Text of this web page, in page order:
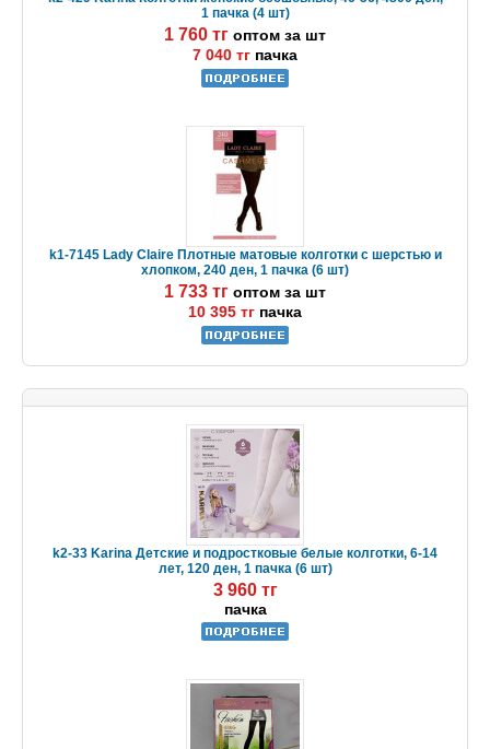
1 пачка (4 шт)
1 760 тг оптом за шт
7 040 тг пачка
k1-7145 Lady Claire Плотные матовые колготки с шерстью и
хлопком, 240 ден, 1 пачка (6 шт)
1 733 тг оптом за шт
10 395 тг пачка
k2-33 Karina Детские и подростковые белые колготки, 6-14
лет, 120 ден, 1 пачка (6 шт)
3 960 тг
пачка